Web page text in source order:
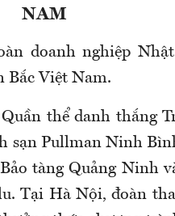
NAM
doanh nghiệp
Bắc Việt Nam.
thể danh thắng
sạn Pullman Ninh
tàng Quảng Ninh
Tại Hà Nội, đoàn